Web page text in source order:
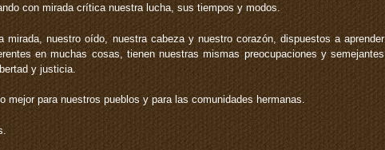
con mirada crítica nuestra lucha, sus tiempos y modos.
mirada, nuestro oído, nuestra cabeza y nuestro corazón, dispuestos a aprender
en muchas cosas, tienen nuestras mismas preocupaciones y semejantes
y justicia.
para nuestros pueblos y para las comunidades hermanas.